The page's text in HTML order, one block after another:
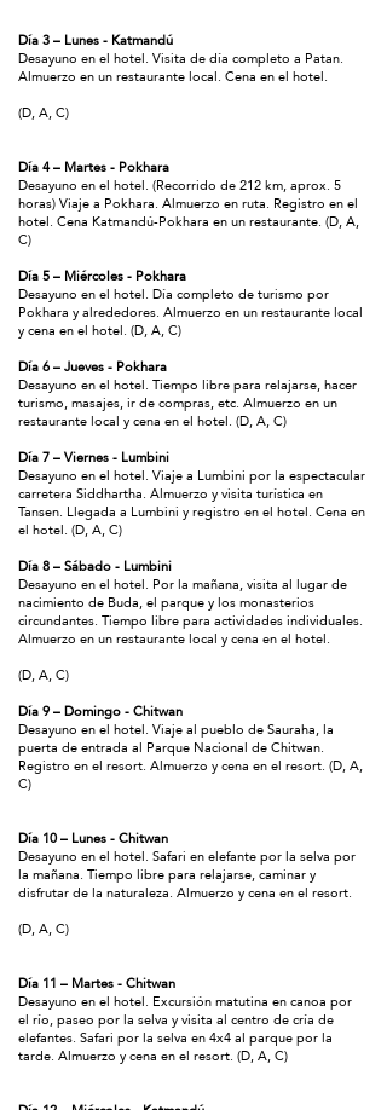
Día 3 – Lunes - Katmandú
Desayuno en el hotel. Visita de día completo a Patan.
Almuerzo en un restaurante local. Cena en el hotel.
(D, A, C)
Día 4 – Martes - Pokhara
Desayuno en el hotel. (Recorrido de 212 km, aprox. 5
horas) Viaje a Pokhara. Almuerzo en ruta. Registro en el
hotel. Cena Katmandú-Pokhara en un restaurante. (D, A,
C)
Día 5 – Miércoles - Pokhara
Desayuno en el hotel. Día completo de turismo por
Pokhara y alrededores. Almuerzo en un restaurante local
y cena en el hotel. (D, A, C)
Día 6 – Jueves - Pokhara
Desayuno en el hotel. Tiempo libre para relajarse, hacer
turismo, masajes, ir de compras, etc. Almuerzo en un
restaurante local y cena en el hotel. (D, A, C)
Día 7 – Viernes - Lumbini
Desayuno en el hotel. Viaje a Lumbini por la espectacular
carretera Siddhartha. Almuerzo y visita turística en
Tansen. Llegada a Lumbini y registro en el hotel. Cena en
el hotel. (D, A, C)
Día 8 – Sábado - Lumbini
Desayuno en el hotel. Por la mañana, visita al lugar de
nacimiento de Buda, el parque y los monasterios
circundantes. Tiempo libre para actividades individuales.
Almuerzo en un restaurante local y cena en el hotel.
(D, A, C)
Día 9 – Domingo - Chitwan
Desayuno en el hotel. Viaje al pueblo de Sauraha, la
puerta de entrada al Parque Nacional de Chitwan.
Registro en el resort. Almuerzo y cena en el resort. (D, A,
C)
Día 10 – Lunes - Chitwan
Desayuno en el hotel. Safari en elefante por la selva por
la mañana. Tiempo libre para relajarse, caminar y
disfrutar de la naturaleza. Almuerzo y cena en el resort.
(D, A, C)
Día 11 – Martes - Chitwan
Desayuno en el hotel. Excursión matutina en canoa por
el río, paseo por la selva y visita al centro de cría de
elefantes. Safari por la selva en 4x4 al parque por la
tarde. Almuerzo y cena en el resort. (D, A, C)